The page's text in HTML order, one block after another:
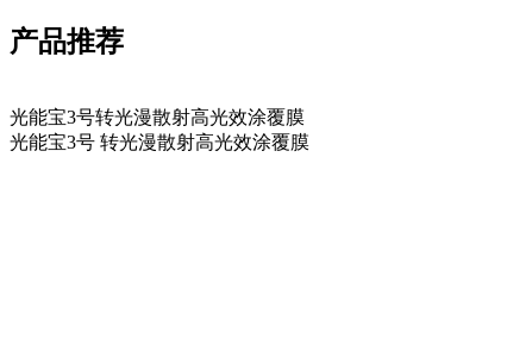
产品推荐
光能宝3号转光漫散射高光效涂覆膜
光能宝3号 转光漫散射高光效涂覆膜